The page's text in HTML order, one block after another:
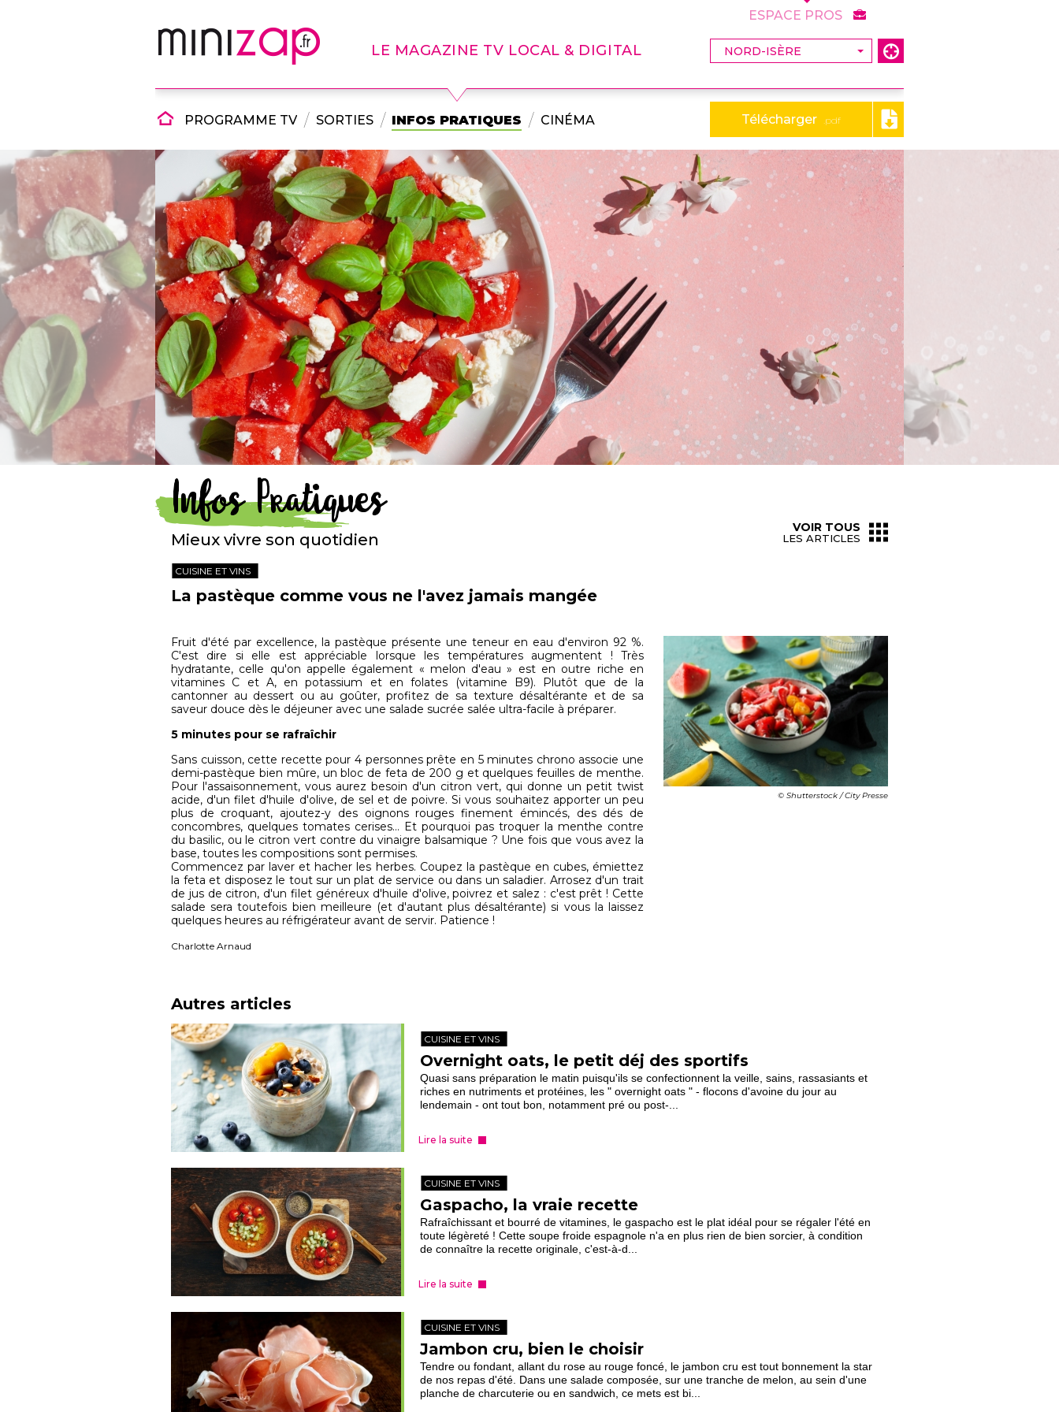
LE MAGAZINE TV LOCAL & DIGITAL
PROGRAMME TV SORTIES INFOS PRATIQUES CINÉMA Télécharger .pdf
ESPACE PROS
Infos Pratiques
Mieux vivre son quotidien
VOIR TOUS
LES ARTICLES
CUISINE ET VINS
La pastèque comme vous ne l'avez jamais mangée
Fruit d'été par excellence, la pastèque présente une teneur en eau d'environ 92 %.
C'est dire si elle est appréciable lorsque les températures augmentent ! Très
hydratante, celle qu'on appelle également « melon d'eau » est en outre riche en
vitamines C et A, en potassium et en folates (vitamine B9). Plutôt que de la
cantonner au dessert ou au goûter, profitez de sa texture désaltérante et de sa
saveur douce dès le déjeuner avec une salade sucrée salée ultra-facile à préparer.
5 minutes pour se rafraîchir
Sans cuisson, cette recette pour 4 personnes prête en 5 minutes chrono associe une
demi-pastèque bien mûre, un bloc de feta de 200 g et quelques feuilles de menthe.
Pour l'assaisonnement, vous aurez besoin d'un citron vert, qui donne un petit twist
acide, d'un filet d'huile d'olive, de sel et de poivre. Si vous souhaitez apporter un peu
plus de croquant, ajoutez-y des oignons rouges finement émincés, des dés de
concombres, quelques tomates cerises… Et pourquoi pas troquer la menthe contre
du basilic, ou le citron vert contre du vinaigre balsamique ? Une fois que vous avez la
base, toutes les compositions sont permises.
Commencez par laver et hacher les herbes. Coupez la pastèque en cubes, émiettez
la feta et disposez le tout sur un plat de service ou dans un saladier. Arrosez d'un trait
de jus de citron, d'un filet généreux d'huile d'olive, poivrez et salez : c'est prêt ! Cette
salade sera toutefois bien meilleure (et d'autant plus désaltérante) si vous la laissez
quelques heures au réfrigérateur avant de servir. Patience !
Charlotte Arnaud
© Shutterstock / City Presse
Autres articles
CUISINE ET VINS
Overnight oats, le petit déj des sportifs
Quasi sans préparation le matin puisqu'ils se confectionnent la veille, sains, rassasiants et
riches en nutriments et protéines, les " overnight oats " - flocons d'avoine du jour au
lendemain - ont tout bon, notamment pré ou post-...
Lire la suite
CUISINE ET VINS
Gaspacho, la vraie recette
Rafraîchissant et bourré de vitamines, le gaspacho est le plat idéal pour se régaler l'été en
toute légèreté ! Cette soupe froide espagnole n'a en plus rien de bien sorcier, à condition
de connaître la recette originale, c'est-à-d...
Lire la suite
CUISINE ET VINS
Jambon cru, bien le choisir
Tendre ou fondant, allant du rose au rouge foncé, le jambon cru est tout bonnement la star
de nos repas d'été. Dans une salade composée, sur une tranche de melon, au sein d'une
planche de charcuterie ou en sandwich, ce mets est bi...